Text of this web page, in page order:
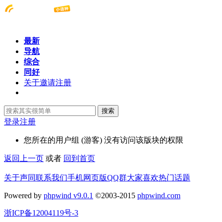
最新
导航
综合
同好
关于邀请注册
搜索
登录注册
您所在的用户组 (游客) 没有访问该版块的权限
返回上一页 或者 回到首页
关于声同联系我们手机网页版QQ群大家喜欢热门话题
Powered by phpwind v9.0.1 ©2003-2015 phpwind.com
浙ICP备12004119号-3